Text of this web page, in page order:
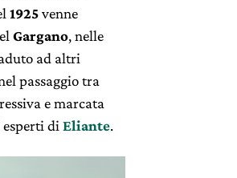
1925venne
Gargano, nelle
ad altri
passaggio tra
e marcata
di Eliante.